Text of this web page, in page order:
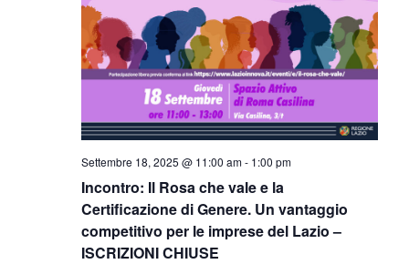
Incontro: Il Rosa che vale e la
Certificazione di Genere. Un vantaggio
competitivo per le imprese del Lazio –
ISCRIZIONI CHIUSE
Settembre 18, 2025 @ 11:00 am- 1:00 pm